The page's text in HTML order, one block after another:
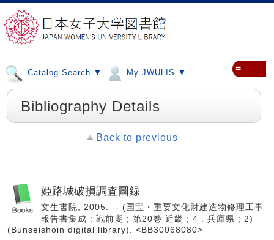
Catalog Search ▼ My JWULIS ▼ ≡
Bibliography Details
Back to previous
姫路城破損調査圖録
文生書院, 2005. -- (国宝・重要文化財建造物修理工事
報告書集成 : 戦前期 ; 第20巻 近畿 ; 4 . 兵庫県 ; 2)
(Bunseishoin digital library). <BB30068080>